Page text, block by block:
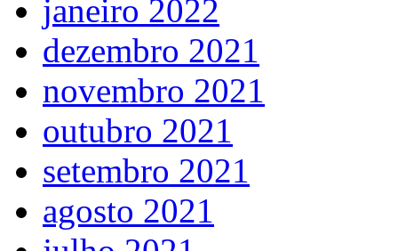
janeiro 2022
dezembro 2021
novembro 2021
outubro 2021
setembro 2021
agosto 2021